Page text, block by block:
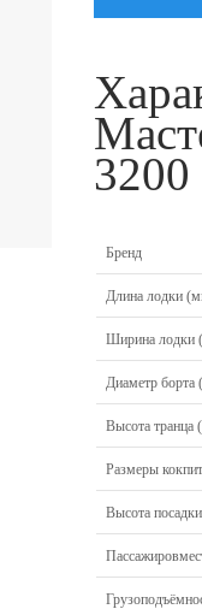
Бренд
Длина лодки
Ширина лодки
Диаметр
Высота транца
Размеры
Высота